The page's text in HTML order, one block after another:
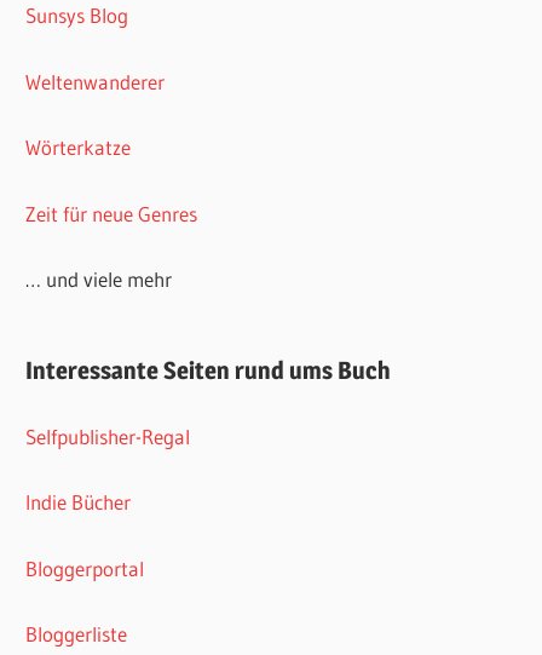
Sunsys Blog
Weltenwanderer
Wörterkatze
Zeit für neue Genres
… und viele mehr
Interessante Seiten rund ums Buch
Selfpublisher-Regal
Indie Bücher
Bloggerportal
Bloggerliste